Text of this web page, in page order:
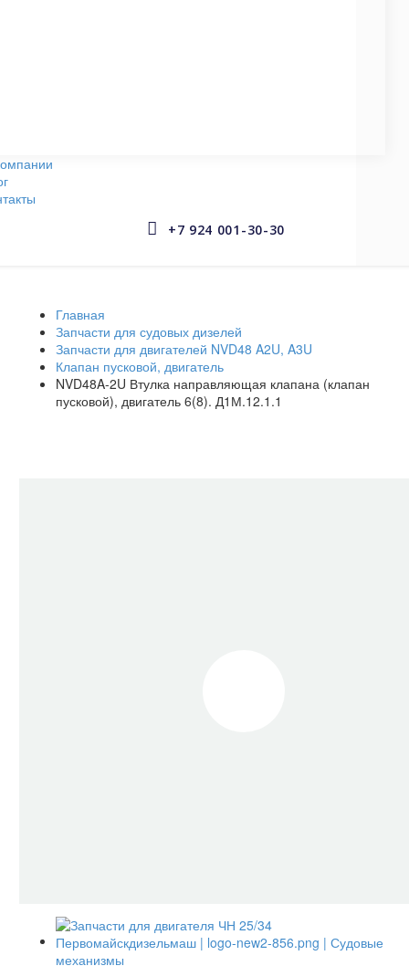

 +7 924 001-30-30
Главная
Запчасти для судовых дизелей
Запчасти для двигателей NVD48 A2U, A3U
Клапан пусковой, двигатель
NVD48A-2U Втулка направляющая клапана (клапан
пусковой), двигатель 6(8). Д1М.12.1.1